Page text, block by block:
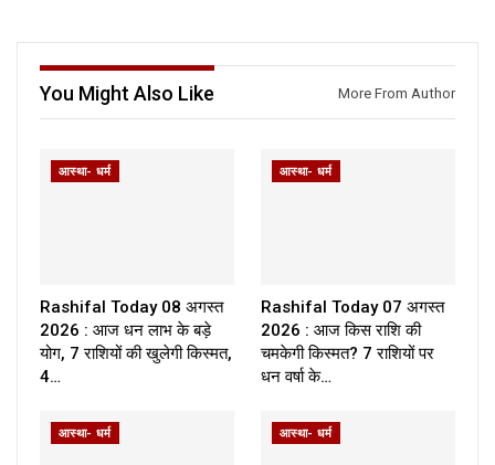
You Might Also Like More From Author
आस्था- धर्म
Rashifal Today 08 अगस्त
2026 : आज धन लाभ के बड़े
योग, 7 राशियों की खुलेगी किस्मत,
4…
आस्था- धर्म
Rashifal Today 07 अगस्त
2026 : आज किस राशि की
चमकेगी किस्मत? 7 राशियों पर
धन वर्षा के…
आस्था- धर्म आस्था- धर्म